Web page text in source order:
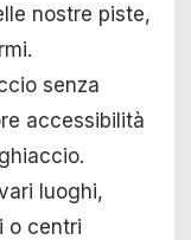
nostre piste,
senza
accessibilità
luoghi,
o centri